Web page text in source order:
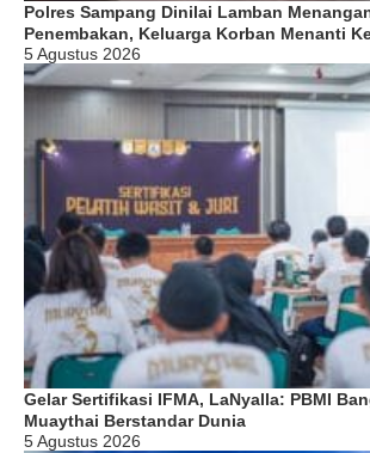
Polres Sampang Dinilai Lamban
Penembakan, Keluarga Korban Menanti
5 Agustus 2026
Gelar Sertifikasi IFMA, LaNyalla: PBMI
Muaythai Berstandar Dunia
5 Agustus 2026